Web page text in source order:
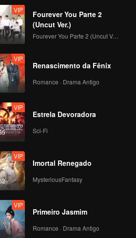
140
142
146
148
VIP
Fourever You Parte 2
(Uncut Ver.)
Fourever You Parte 2 (Uncut Ver.)
VIP
Renascimento da Fênix
Romance · Drama Antigo
VIP
Estrela Devoradora
Sci-Fi
VIP
Imortal Renegado
MysteriousFantasy
VIP
Primeiro Jasmim
Romance · Drama Antigo